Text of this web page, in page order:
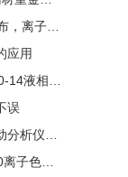
应用
误